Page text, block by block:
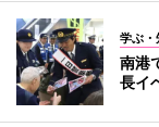
学ぶ・
南港
長イ